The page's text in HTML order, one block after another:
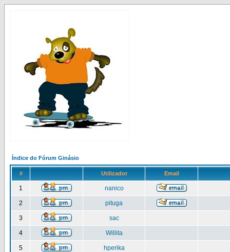
Índice do Fórum Ginásio
# Utilizador Email
1 nanico
2 pituga
3 sac
4 Willita
5 hperika